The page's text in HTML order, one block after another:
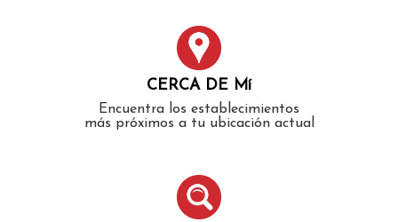
CERCA DE Mí
Encuentra los establecimientos
más próximos a tu ubicación actual